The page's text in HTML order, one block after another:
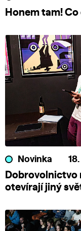
Honem tam!
Novinka
Dobrovolnictvo
otevírají jiný